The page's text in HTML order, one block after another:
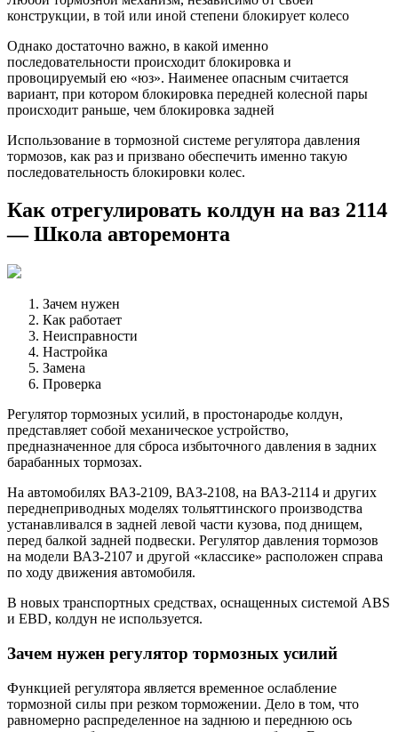
конструкции, в той или иной степени блокирует колесо
Однако достаточно важно, в какой именно
последовательности происходит блокировка и
провоцируемый ею «юз». Наименее опасным считается
вариант, при котором блокировка передней колесной пары
происходит раньше, чем блокировка задней
Использование в тормозной системе регулятора давления
тормозов, как раз и призвано обеспечить именно такую
последовательность блокировки колес.
Как отрегулировать колдун на ваз 2114
— Школа авторемонта
Зачем нужен
Как работает
Неисправности
Настройка
Замена
Проверка
Регулятор тормозных усилий, в простонародье колдун,
представляет собой механическое устройство,
предназначенное для сброса избыточного давления в задних
барабанных тормозах.
На автомобилях ВАЗ-2109, ВАЗ-2108, на ВАЗ-2114 и других
переднеприводных моделях тольяттинского производства
устанавливался в задней левой части кузова, под днищем,
перед балкой задней подвески. Регулятор давления тормозов
на модели ВАЗ-2107 и другой «классике» расположен справа
по ходу движения автомобиля.
В новых транспортных средствах, оснащенных системой ABS
и EBD, колдун не используется.
Зачем нужен регулятор тормозных усилий
Функцией регулятора является временное ослабление
тормозной силы при резком торможении. Дело в том, что
равномерно распределенное на заднюю и переднюю ось